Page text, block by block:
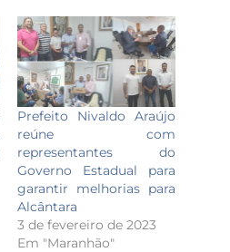
Prefeito Nivaldo Araújo
reúne com
representantes do
Governo Estadual para
garantir melhorias para
Alcântara
3 de fevereiro de 2023
Em "Maranhão"